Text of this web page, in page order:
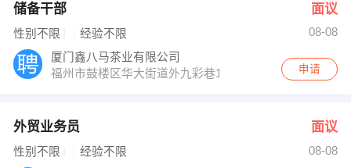
储备干部 面议
性别不限 经验不限
08-08
厦门鑫八马茶业有限公司
福州市鼓楼区华大街道外九彩巷1号翔达公寓（菁华领秀
申请
外贸业务员 面议
性别不限 经验不限
08-08